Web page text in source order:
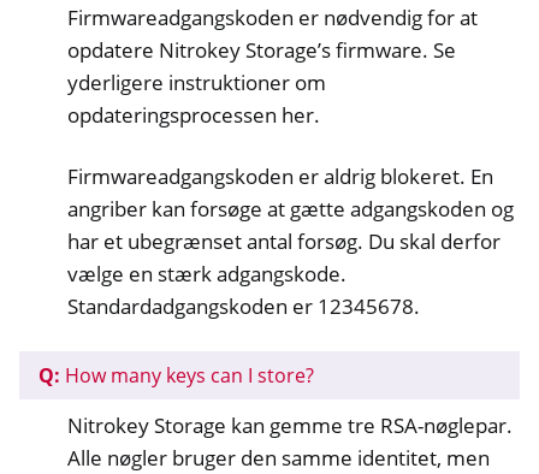
Firmwareadgangskoden er nødvendig for at
opdatere Nitrokey Storage’s firmware. Se
yderligere instruktioner om
opdateringsprocessen her.
Firmwareadgangskoden er aldrig blokeret. En
angriber kan forsøge at gætte adgangskoden og
har et ubegrænset antal forsøg. Du skal derfor
vælge en stærk adgangskode.
Standardadgangskoden er 12345678.
Q: How many keys can I store?
Nitrokey Storage kan gemme tre RSA-nøglepar.
Alle nøgler bruger den samme identitet, men